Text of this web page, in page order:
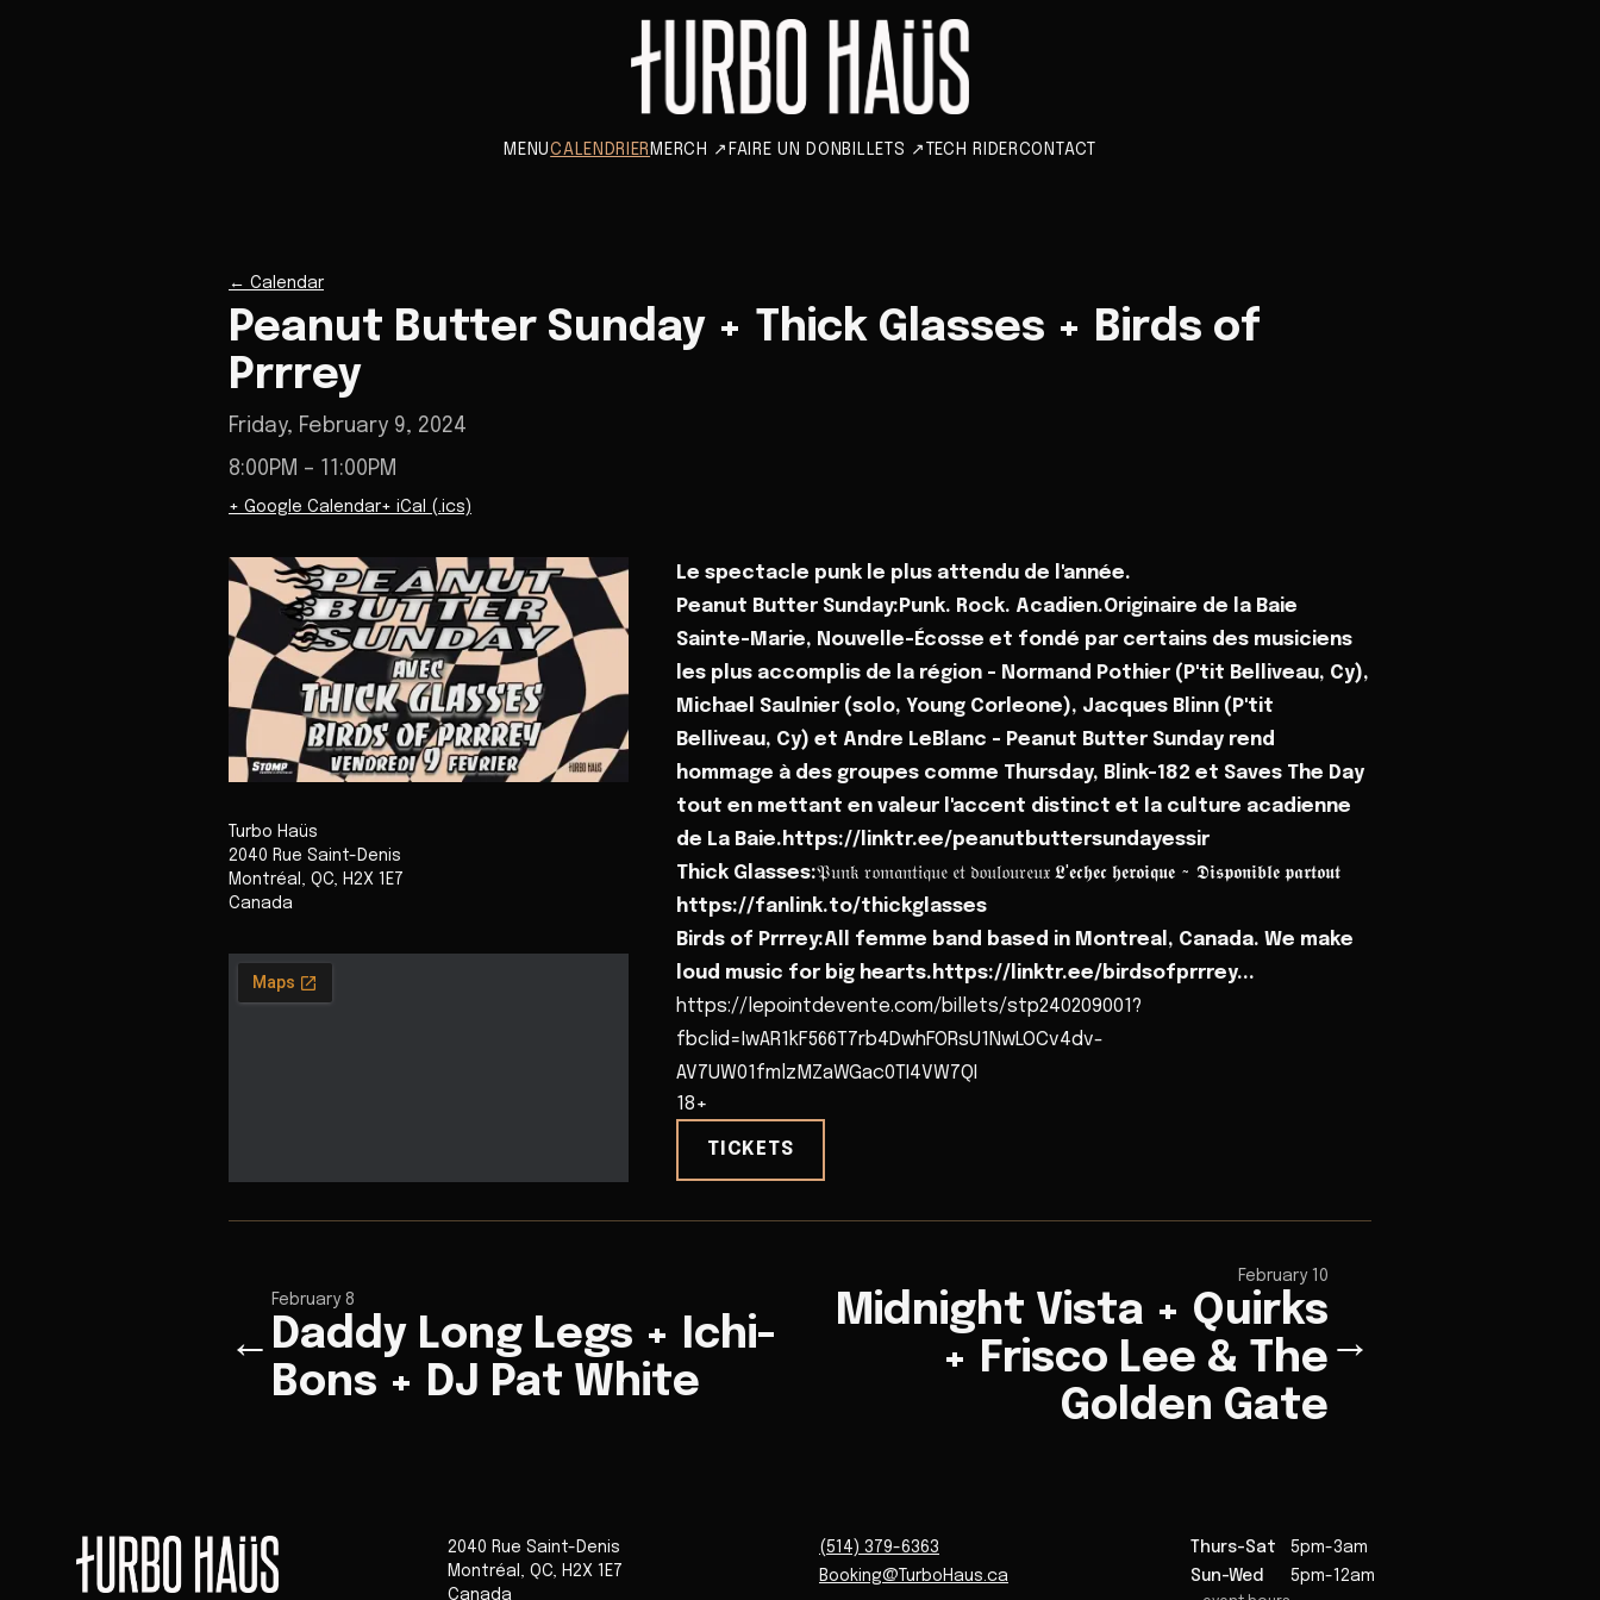
MENUCALENDRIER MERCH ↗ FAIRE UN DON BILLETS ↗ TECH RIDERCONTACT
← Calendar
Peanut Butter Sunday + Thick Glasses + Birds of
Prrrey
Friday, February 9, 2024
8:00PM – 11:00PM
+ Google Calendar+ iCal (.ics)
Turbo Haüs
2040 Rue Saint-Denis
Montréal , QC, H2X 1E7
Canada
Le spectacle punk le plus attendu de l'année.
Peanut Butter Sunday:Punk. Rock. Acadien.Originaire de la Baie
Sainte-Marie, Nouvelle-Écosse et fondé par certains des musiciens
les plus accomplis de la région - Normand Pothier (P'tit Belliveau, Cy),
Michael Saulnier (solo, Young Corleone), Jacques Blinn (P'tit
Belliveau, Cy) et Andre LeBlanc - Peanut Butter Sunday rend
hommage à des groupes comme Thursday, Blink-182 et Saves The Day
tout en mettant en valeur l'accent distinct et la culture acadienne
de La Baie.https://linktr.ee/peanutbuttersundayessir
Thick Glasses:𝔓𝔲𝔫𝔨 𝔯𝔬𝔪𝔞𝔫𝔱𝔦𝔮𝔲𝔢 𝔢𝔱 𝔡𝔬𝔲𝔩𝔬𝔲𝔯𝔢𝔲𝔵 𝕷'𝖊𝖈𝖍𝖊𝖈 𝖍𝖊𝖗𝖔𝖎𝖖𝖚𝖊 ~ 𝕯𝖎𝖘𝖕𝖔𝖓𝖎𝖇𝖑𝖊 𝖕𝖆𝖗𝖙𝖔𝖚𝖙
https://fanlink.to/thickglasses
Birds of Prrrey:All femme band based in Montreal, Canada. We make
loud music for big hearts.https://linktr.ee/birdsofprrrey...
https://lepointdevente.com/billets/stp240209001?
fbclid=IwAR1kF566T7rb4DwhFORsU1NwLOCv4dv-
AV7UW01fmlzMZaWGac0TI4VW7QI
18+
TICKETS
←
February 8
Daddy Long Legs + Ichi-
Bons + DJ Pat White
February 10
Midnight Vista + Quirks
+ Frisco Lee & The
Golden Gate
→
2040 Rue Saint-Denis
Montréal , QC, H2X 1E7
Canada
(514) 379-6363
Booking@TurboHaus.ca
Thurs-Sat
5pm-3am
Sun-Wed
5pm-12am